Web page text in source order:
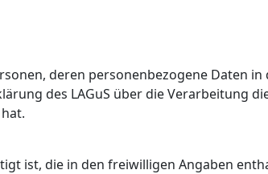
deren personenbezogene Daten in
hat.
ist, die in den freiwilligen Angaben